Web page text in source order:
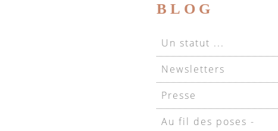
BLOG
Un statut ...
Newsletters
Presse
Au fil des poses -